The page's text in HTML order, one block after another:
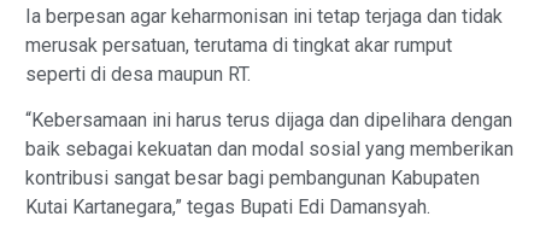
Ia berpesan agar keharmonisan ini tetap terjaga dan tidak
merusak persatuan, terutama di tingkat akar rumput
seperti di desa maupun RT.
“Kebersamaan ini harus terus dijaga dan dipelihara dengan
baik sebagai kekuatan dan modal sosial yang memberikan
kontribusi sangat besar bagi pembangunan Kabupaten
Kutai Kartanegara,” tegas Bupati Edi Damansyah.